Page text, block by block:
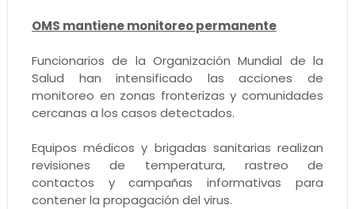
OMS mantiene monitoreo permanente
Funcionarios de la Organización Mundial de la
Salud han intensificado las acciones de
monitoreo en zonas fronterizas y comunidades
cercanas a los casos detectados.
Equipos médicos y brigadas sanitarias realizan
revisiones de temperatura, rastreo de
contactos y campañas informativas para
contener la propagación del virus.